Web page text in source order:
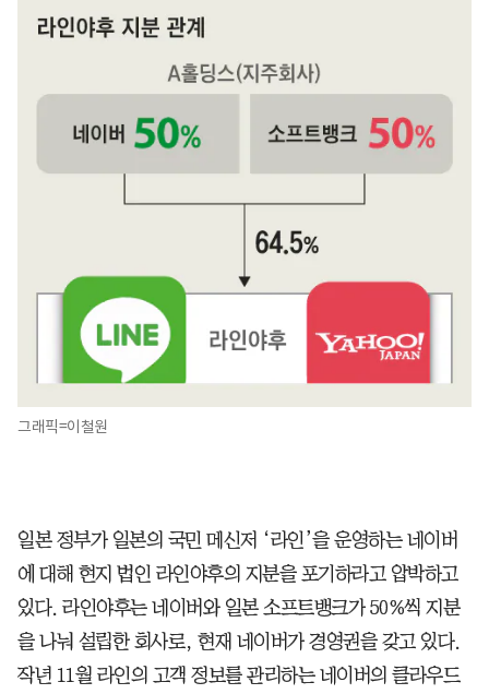
그래픽=이철원
일본 정부가 일본의 국민 메신저 ‘라인’을 운영하는 네이버
에 대해 현지 법인 라인야후의 지분을 포기하라고 압박하고
있다. 라인야후는 네이버와 일본 소프트뱅크가 50%씩 지분
을 나눠 설립한 회사로, 현재 네이버가 경영권을 갖고 있다.
작년 11월 라인의 고객 정보를 관리하는 네이버의 클라우드